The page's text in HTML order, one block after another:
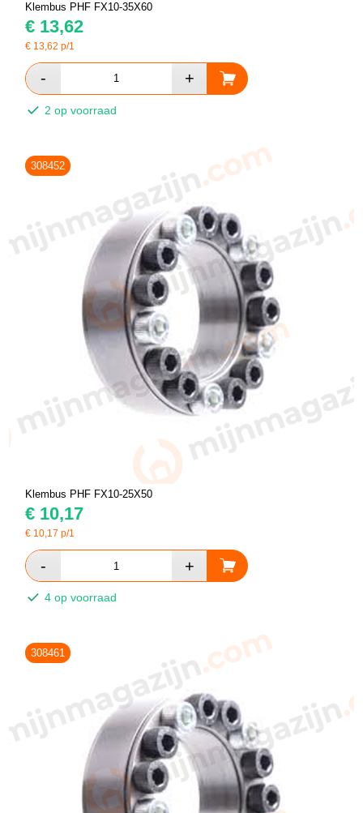
Klembus PHF FX10-35X60
€ 13,62
€ 13,62 p/1
2 op voorraad
308452
Klembus PHF FX10-25X50
€ 10,17
€ 10,17 p/1
4 op voorraad
308461